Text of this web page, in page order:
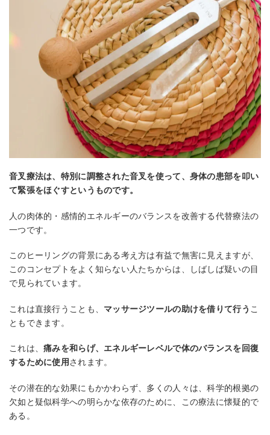
音叉療法は、特別に調整された音叉を使って、身体の患部を叩い
て緊張をほぐすというものです。
人の肉体的・感情的エネルギーのバランスを改善する代替療法の
一つです。
このヒーリングの背景にある考え方は有益で無害に見えますが、
このコンセプトをよく知らない人たちからは、しばしば疑いの目
で見られています。
これは直接行うことも、 マッサージツールの助けを借りて行う こ
ともできます。
これは、痛みを和らげ、エネルギーレベルで体のバランスを回復
するために使用されます。
その潜在的な効果にもかかわらず、多くの人々は、科学的根拠の
欠如と疑似科学への明らかな依存のために、この療法に懐疑的で
ある。